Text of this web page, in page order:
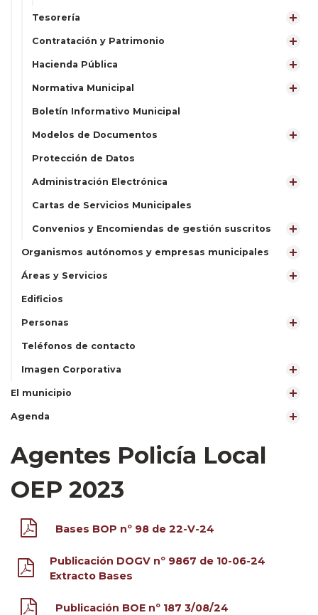
Tesorería
Contratación y Patrimonio
Hacienda Pública
Normativa Municipal
Boletín Informativo Municipal
Modelos de Documentos
Protección de Datos
Administración Electrónica
Cartas de Servicios Municipales
Convenios y Encomiendas de gestión suscritos
Organismos autónomos y empresas municipales
Áreas y Servicios
Edificios
Personas
Teléfonos de contacto
Imagen Corporativa
El municipio
Agenda
Agentes Policía Local
OEP 2023
Bases BOP nº 98 de 22-V-24
Publicación DOGV nº 9867 de 10-06-24
Extracto Bases
Publicación BOE nº 187 3/08/24